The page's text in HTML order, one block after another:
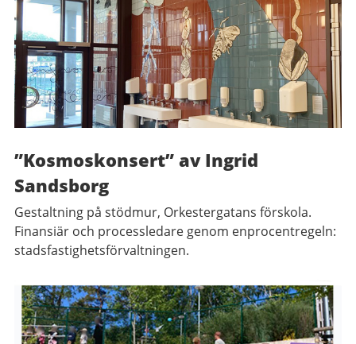
”Kosmoskonsert” av Ingrid
Sandsborg
Gestaltning på stödmur, Orkestergatans förskola.
Finansiär och processledare genom enprocentregeln:
stadsfastighetsförvaltningen.